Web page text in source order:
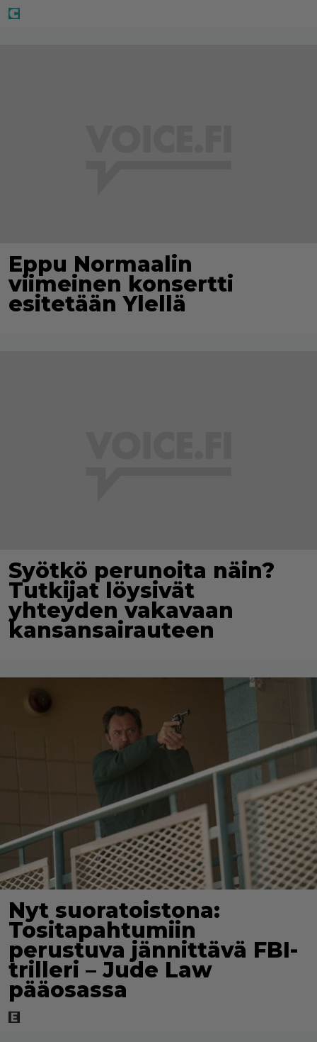
Eppu Normaalin
viimeinen konsertti
esitetään Ylellä
Syötkö perunoita näin?
Tutkijat löysivät
yhteyden vakavaan
kansansairauteen
Nyt suoratoistona:
Tositapahtumiin
perustuva jännittävä FBI-
trilleri – Jude Law
pääosassa